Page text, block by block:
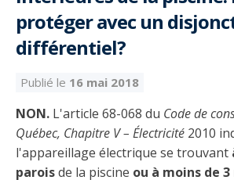
sensibilisation
Trouver un entrepreneur
électriciens
Hydro-Québec
Ce
lien
entrepreneur
Service Démarrer une
Ce
lien
Découvrir l'espace La CMEQ
À propos de la CMEQ
Découvrir l'espace
Déclarer mes heures de
Ce
lien
protéger avec un
différentiel?
Publié le 16 mai 2018
NON. L'article 68-068 du Code de
Québec, Chapitre V – Électricité 2010
l'appareillage électrique se trouvant
paroisde la piscine ou à moins de